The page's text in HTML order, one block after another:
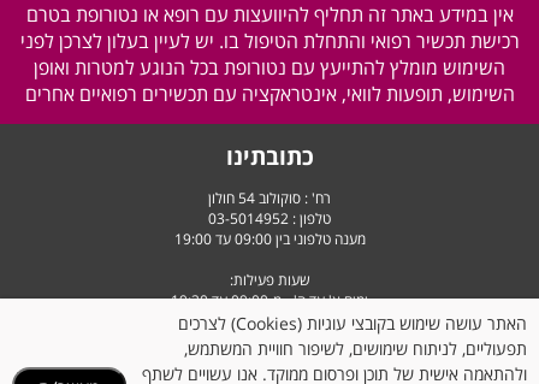
אין במידע באתר זה תחליף להיוועצות עם רופא או נטורופת בטרם
רכישת תכשיר רפואי והתחלת הטיפול בו. יש לעיין בעלון לצרכן לפני
השימוש מומלץ להתייעץ עם נטורופת בכל הנוגע למטרות ואופן
השימוש, תופעות לוואי, אינטראקציה עם תכשירים רפואיים אחרים
כתובתינו
רח' : סוקולוב 54 חולון
טלפון : 03-5014952
מענה טלפוני בין 09:00 עד 19:00
שעות פעילות:
ימים א' עד ה' - מ-09:00 עד 19:30
יום ו' וערבי חג - מ-9:00 עד 14:30
האתר עושה שימוש בקובצי עוגיות (Cookies) לצרכים
תפעוליים, לניתוח שימושים, לשיפור חוויית המשתמש,
ולהתאמה אישית של תוכן ופרסום ממוקד. אנו עשויים לשתף